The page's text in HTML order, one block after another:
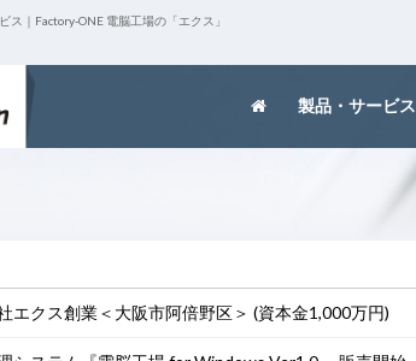
｜Factory-ONE 電脳工場の「エクス」
製品・サービス
エクス創業＜大阪市阿倍野区＞ (資本金1,000万円)